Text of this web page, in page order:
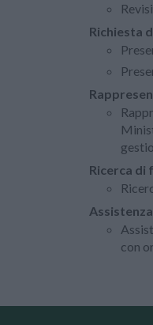
Richiesta
Ricerca
Assistenza
con